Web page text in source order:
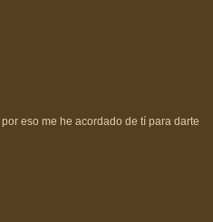
eso me he acordado de tí para darte